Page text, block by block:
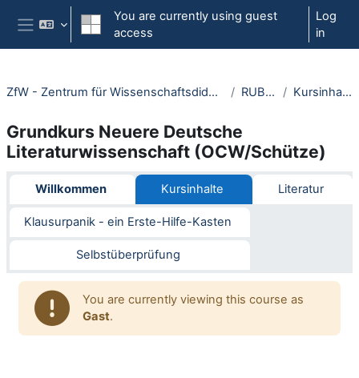
Skip to main content
Side panel
You are currently using guest
access
Log
in
ZfW - Zentrum für Wissenschaftsdidaktik RUBeL Kursinhalte
Grundkurs Neuere Deutsche
Literaturwissenschaft (OCW/Schütze)
Section outline
Willkommen Kursinhalte Literatur
Klausurpanik - ein Erste-Hilfe-Kasten
Selbstüberprüfung
You are currently viewing this course as
Gast.